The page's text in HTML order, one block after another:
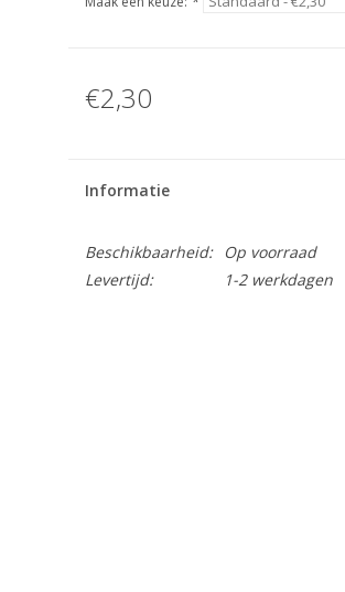
€2,30
Informatie
Beschikbaarheid:
Op voorraad
Levertijd:
1-2 werkdagen